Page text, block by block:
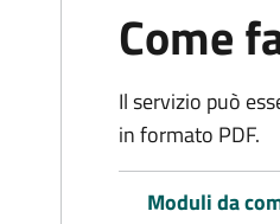
Come
Il servizio può
in formato PDF.
Moduli da